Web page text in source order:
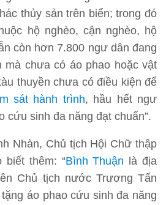
thủy sản trên biển; trong đó
hộ nghèo, cận nghèo, hộ
còn hơn 7.800 ngư dân đang
mà chưa có áo phao hoặc vật
thuyền chưa có điều kiện để
sát hành trình, hầu hết ngư
cứu sinh đa năng đạt chuẩn”.
Nhàn, Chủ tịch Hội Chữ thập
biết thêm: “Bình Thuận là địa
Chủ tịch nước Trương Tấn
áo phao cứu sinh đa năng